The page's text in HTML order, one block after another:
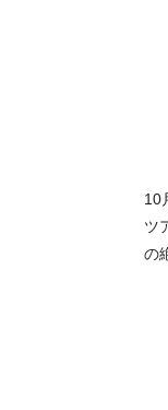
10
ツ
の